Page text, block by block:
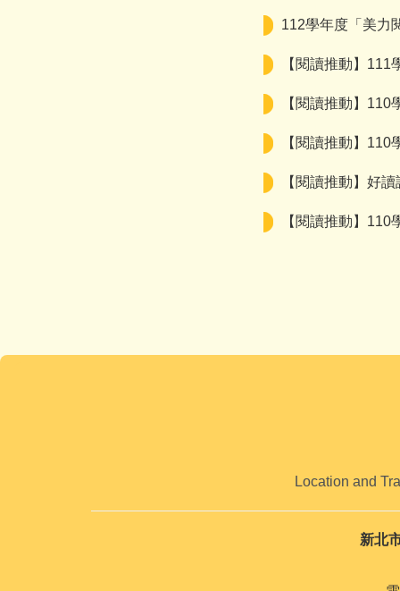
112學年度「美力
【閱讀推動】
【閱讀推動】
【閱讀推動】
【閱讀推動】好
【閱讀推動】
Location and
新北